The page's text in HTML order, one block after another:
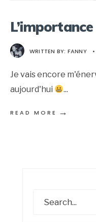
WRITTEN BY: FANNY •
Je vais encore
aujourd'hui
...
READ MORE →